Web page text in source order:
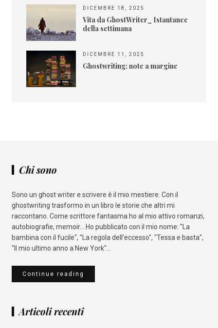
DICEMBRE 18, 2025
Vita da GhostWriter_ Istantanee
della settimana
DICEMBRE 11, 2025
Ghostwriting: note a margine
Chi sono
Sono un ghost writer e scrivere è il mio mestiere. Con il
ghostwriting trasformo in un libro le storie che altri mi
raccontano. Come scrittore fantasma ho al mio attivo romanzi,
autobiografie, memoir... Ho pubblicato con il mio nome: "La
bambina con il fucile", "La regola dell’eccesso", "Tessa e basta",
"Il mio ultimo anno a New York"...
Continue reading
Articoli recenti